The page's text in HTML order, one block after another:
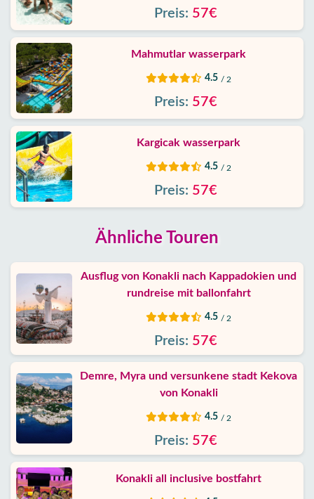
Preis: 57€
Mahmutlar wasserpark
4.5 / 2
Preis: 57€
Kargicak wasserpark
4.5 / 2
Preis: 57€
Ähnliche Touren
Ausflug von Konakli nach Kappadokien und
rundreise mit ballonfahrt
4.5 / 2
Preis: 57€
Demre, Myra und versunkene stadt Kekova
von Konakli
4.5 / 2
Preis: 57€
Konakli all inclusive bostfahrt